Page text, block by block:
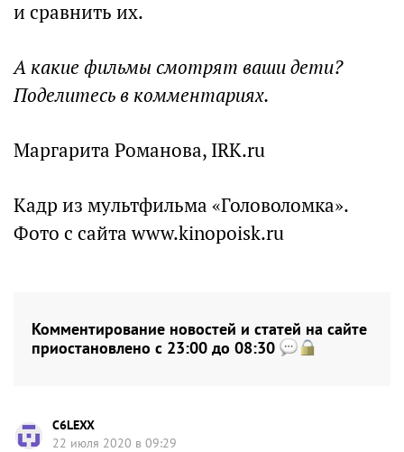
и сравнить их.
А какие фильмы смотрят ваши дети?
Поделитесь в комментариях.
Маргарита Романова, IRK.ru
Кадр из мультфильма «Головоломка».
Фото с сайта www.kinopoisk.ru
Комментирование новостей и статей на сайте
приостановлено с 23:00 до 08:30
C6LEXX
22 июля 2020 в 09:29